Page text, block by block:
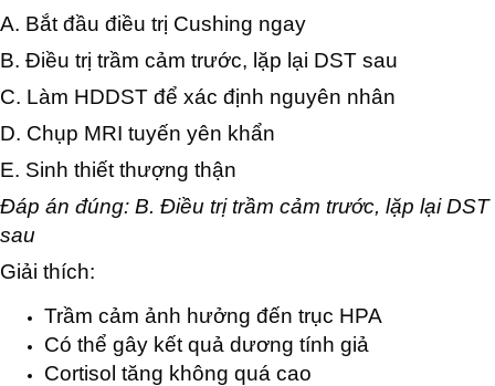
A. Bắt đầu điều trị Cushing ngay
B. Điều trị trầm cảm trước, lặp lại DST sau
C. Làm HDDST để xác định nguyên nhân
D. Chụp MRI tuyến yên khẩn
E. Sinh thiết thượng thận
Đáp án đúng: B. Điều trị trầm cảm trước, lặp lại DST
sau
Giải thích:
Trầm cảm ảnh hưởng đến trục HPA
Có thể gây kết quả dương tính giả
Cortisol tăng không quá cao